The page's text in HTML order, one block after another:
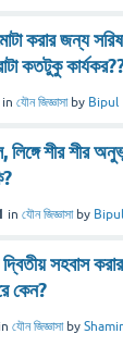
করার জন্য
কতটুকু
in যৌন জিজ্ঞাসা by Bipul
লিঙ্গে শীর শীর
in যৌন জিজ্ঞাসা by Bipul
সহবাস করার
কেন?
in যৌন জিজ্ঞাসা by